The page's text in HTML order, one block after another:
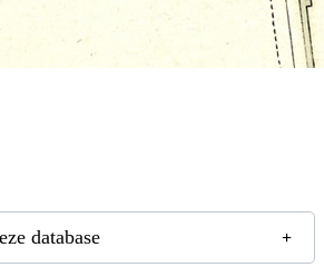
database